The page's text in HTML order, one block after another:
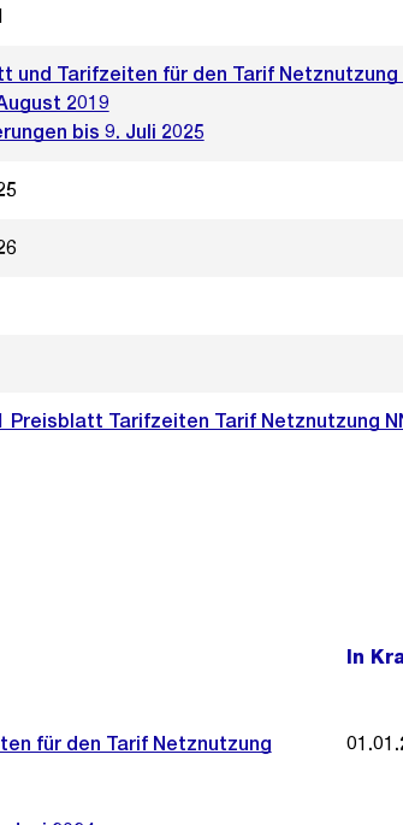
und Tarifzeiten für den Tarif Netznutzung
2019
bis 9. Juli 2025
Preisblatt Tarifzeiten Tarif Netznutzung
In
für den Tarif Netznutzung